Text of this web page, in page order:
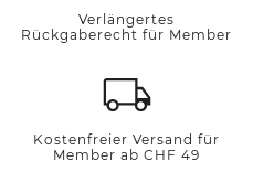
Verlängertes
Rückgaberecht für Member
Kostenfreier Versand für
Member ab CHF 49